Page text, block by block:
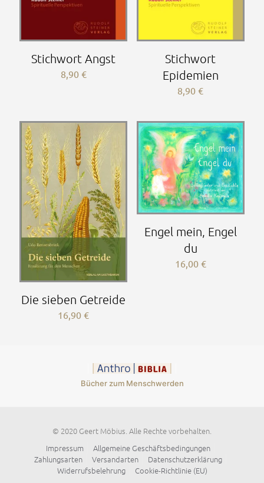
Stichwort Angst
8,90 €
Stichwort
Epidemien
8,90€
Die sieben Getreide
16,90€
Engel mein, Engel
du
16,00 €
Bücher zum Menschwerden
© 2020 Geert Möbius. Alle Rechte vorbehalten.
Impressum
Allgemeine Geschäftsbedingungen
Zahlungsarten
Versandarten
Datenschutzerklärung
Widerrufsbelehrung
Cookie-Richtlinie (EU)